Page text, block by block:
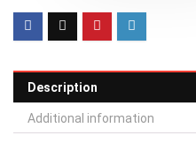
Description
Additional information